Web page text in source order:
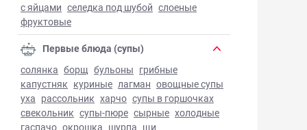
с яйцами селедка под шубой слоеные
фруктовые
Первые блюда (супы)
солянка борщ бульоны грибные
капустняк куриные лагман овощные супы
уха рассольник харчо супы в горшочках
свекольник супы-пюре сырные холодные
гаспачо окрошка шурпа щи